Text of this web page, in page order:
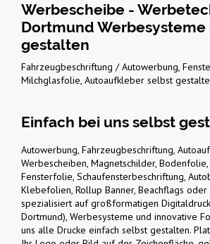
Werbescheibe -
Dortmund Werbesysteme
gestalten
Fahrzeugbeschriftung / Autowerbung,
Milchglasfolie, Autoaufkleber selbst
Einfach bei uns selbst
Autowerbung, Fahrzeugbeschriftung,
Werbescheiben, Magnetschilder,
Fensterfolie, Schaufensterbeschriftung,
Klebefolien, Rollup Banner, Beachflags oder
spezialisiert auf großformatigen
Dortmund), Werbesysteme und innovative
uns alle Drucke einfach selbst gestalten.